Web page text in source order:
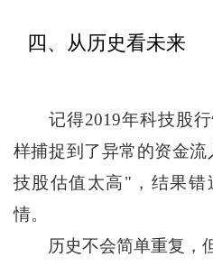
四、从历史看未来
记得2019年科技股行
样捕捉到了异常的资金
技股估值太高"，结果错
情。
历史不会简单重复，